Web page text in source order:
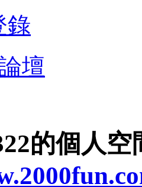
錄
壇
的個人空